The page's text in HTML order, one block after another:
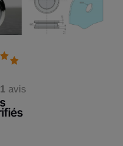
1avis